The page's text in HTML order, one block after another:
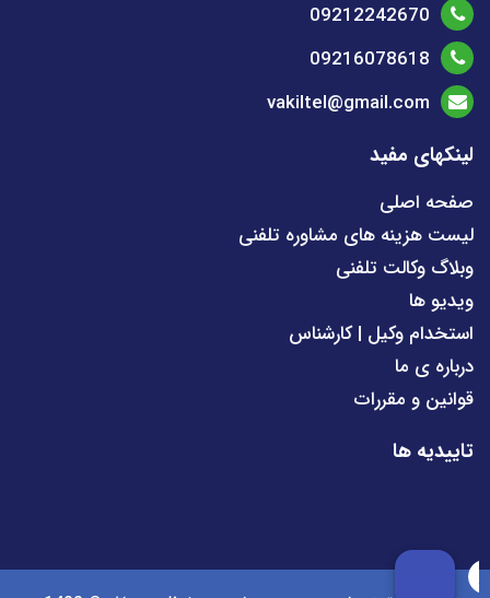
09212242670
09216078618
vakiltel@gmail.com
لینکهای مفید
صفحه اصلی
لیست هزینه های مشاوره تلفنی
وبلاگ وکالت تلفنی
ویدیو ها
استخدام وکیل | کارشناس
درباره ی ما
قوانین و مقررات
تاییدیه ها